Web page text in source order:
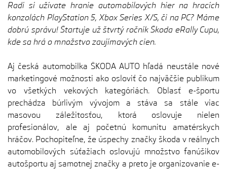
Radi si užívate hranie automobilových hier na hracích
konzolách PlayStation 5, Xbox Series X/S, či na PC? Máme
dobrú správu! Štartuje už štvrtý ročník Škoda eRally Cupu,
kde sa hrá o množstvo zaujímavých cien.
Aj česká automobilka ŠKODA AUTO hľadá neustále nové
marketingové možnosti ako osloviť čo najväčšie publikum
vo všetkých vekových kategóriách. Oblasť e-športu
prechádza búrlivým vývojom a stáva sa stále viac
masovou záležitosťou, ktorá oslovuje nielen
profesionálov, ale aj početnú komunitu amatérskych
hráčov. Pochopiteľne, že úspechy značky škoda v reálnych
automobilových súťažiach oslovujú množstvo fanúšikov
autošportu aj samotnej značky a preto je organizovanie e-